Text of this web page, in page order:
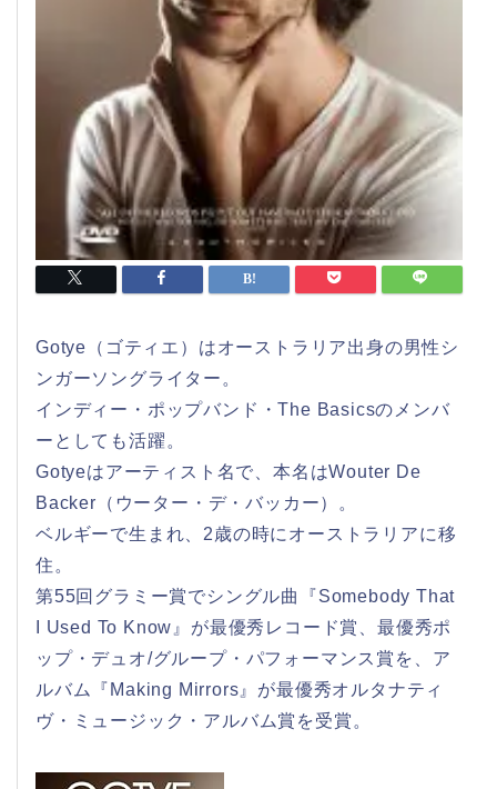
Gotye（ゴティエ）はオーストラリア出身の男性シ
ンガーソングライター。
インディー・ポップバンド・The Basicsのメンバ
ーとしても活躍。
Gotyeはアーティスト名で、本名はWouter De
Backer（ウーター・デ・バッカー）。
ベルギーで生まれ、2歳の時にオーストラリアに移
住。
第55回グラミー賞でシングル曲『Somebody That
I Used To Know』が最優秀レコード賞、最優秀ポ
ップ・デュオ/グループ・パフォーマンス賞を、ア
ルバム『Making Mirrors』が最優秀オルタナティ
ヴ・ミュージック・アルバム賞を受賞。